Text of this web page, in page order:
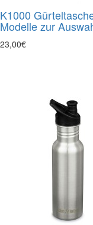
K1000
Modelle zur
23,00€